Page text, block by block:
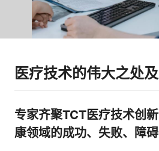
医疗技术的伟大之处
专家齐聚TCT医疗技术创
康领域的成功、失败、障